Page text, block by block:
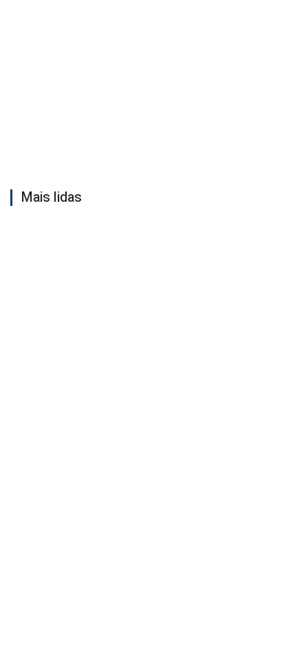
Mais lidas